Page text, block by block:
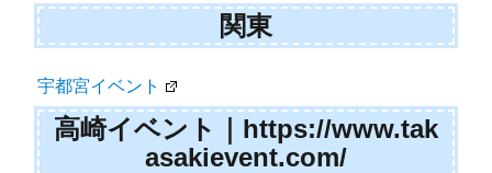
関東
宇都宮イベント
高崎イベント｜https://www.tak
asakievent.com/